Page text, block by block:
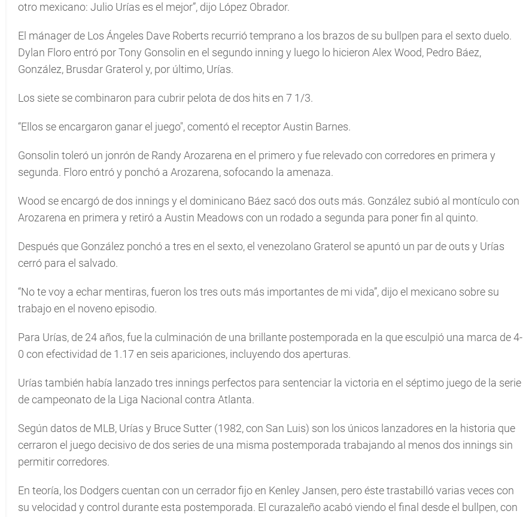
otro mexicano: Julio Urías es el mejor”, dijo López Obrador.
El mánager de Los Ángeles Dave Roberts recurrió temprano a los brazos de su bullpen para el sexto duelo.
Dylan Floro entró por Tony Gonsolin en el segundo inning y luego lo hicieron Alex Wood, Pedro Báez,
González, Brusdar Graterol y, por último, Urías.
Los siete se combinaron para cubrir pelota de dos hits en 7 1/3.
“Ellos se encargaron ganar el juego", comentó el receptor Austin Barnes.
Gonsolin toleró un jonrón de Randy Arozarena en el primero y fue relevado con corredores en primera y
segunda. Floro entró y ponchó a Arozarena, sofocando la amenaza.
Wood se encargó de dos innings y el dominicano Báez sacó dos outs más. González subió al montículo con
Arozarena en primera y retiró a Austin Meadows con un rodado a segunda para poner fin al quinto.
Después que González ponchó a tres en el sexto, el venezolano Graterol se apuntó un par de outs y Urías
cerró para el salvado.
“No te voy a echar mentiras, fueron los tres outs más importantes de mi vida”, dijo el mexicano sobre su
trabajo en el noveno episodio.
Para Urías, de 24 años, fue la culminación de una brillante postemporada en la que esculpió una marca de 4-
0 con efectividad de 1.17 en seis apariciones, incluyendo dos aperturas.
Urías también había lanzado tres innings perfectos para sentenciar la victoria en el séptimo juego de la serie
de campeonato de la Liga Nacional contra Atlanta.
Según datos de MLB, Urías y Bruce Sutter (1982, con San Luis) son los únicos lanzadores en la historia que
cerraron el juego decisivo de dos series de una misma postemporada trabajando al menos dos innings sin
permitir corredores.
En teoría, los Dodgers cuentan con un cerrador fijo en Kenley Jansen, pero éste trastabilló varias veces con
su velocidad y control durante esta postemporada. El curazaleño acabó viendo el final desde el bullpen, con